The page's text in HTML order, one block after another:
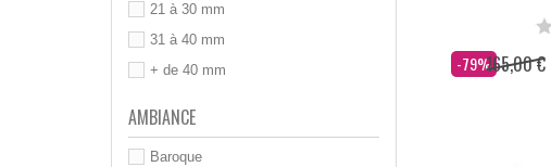
21 à 30 mm
31 à 40 mm
+ de 40 mm
AMBIANCE
Baroque
-79%
Dès 165,00 €